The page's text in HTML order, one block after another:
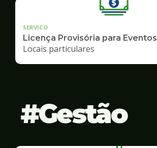
SERVICO
Licença Provisória para Eventos
Locais particulares
Gestão